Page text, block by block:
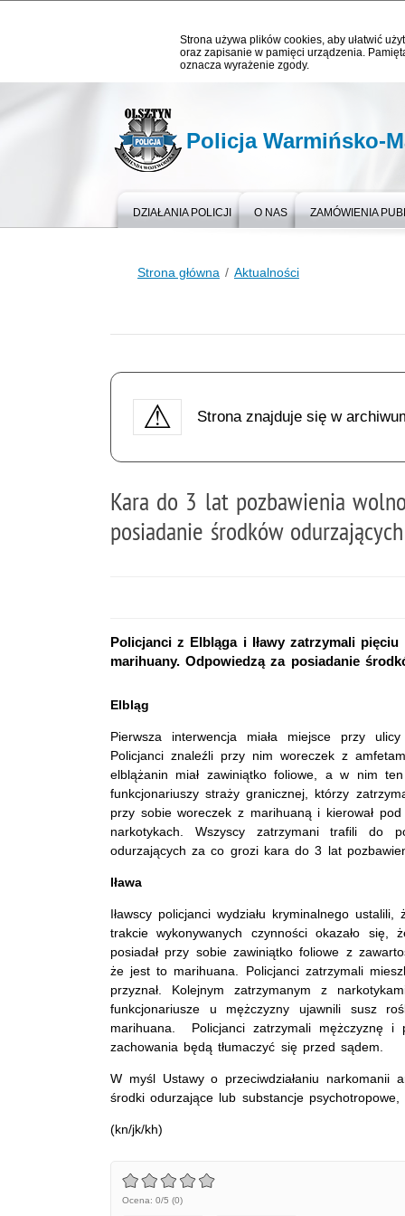
Strona używa plików cookies, aby ułatwić
oraz zapisanie w pamięci urządzenia.
oznacza wyrażenie zgody.
Policja Warmińsko-
DZIAŁANIA POLICJI O NAS ZAMÓWIENIA
Strona główna Aktualności
Strona znajduje się w
Kara do 3 lat pozbawienia
posiadanie środków odurzających
Policjanci z Elbląga i Iławy zatrzymali
marihuany. Odpowiedzą za posiadanie
Elbląg
Pierwsza interwencja miała miejsce przy
Policjanci znaleźli przy nim woreczek z
elblążanin miał zawiniątko foliowe, a w nim
funkcjonariuszy straży granicznej, którzy
przy sobie woreczek z marihuaną i kierował
narkotykach. Wszyscy zatrzymani trafili do
odurzających za co grozi kara do 3 lat
Iława
Iławscy policjanci wydziału kryminalnego
trakcie wykonywanych czynności okazało się,
posiadał przy sobie zawiniątko foliowe z
że jest to marihuana. Policjanci zatrzymali
przyznał. Kolejnym zatrzymanym z
funkcjonariusze u mężczyzny ujawnili susz
marihuana. Policjanci zatrzymali mężczyznę i
zachowania będą tłumaczyć się przed sądem.
W myśl Ustawy o przeciwdziałaniu
środki odurzające lub substancje
(kn/jk/kh)
Ocena: 0/5 (0)